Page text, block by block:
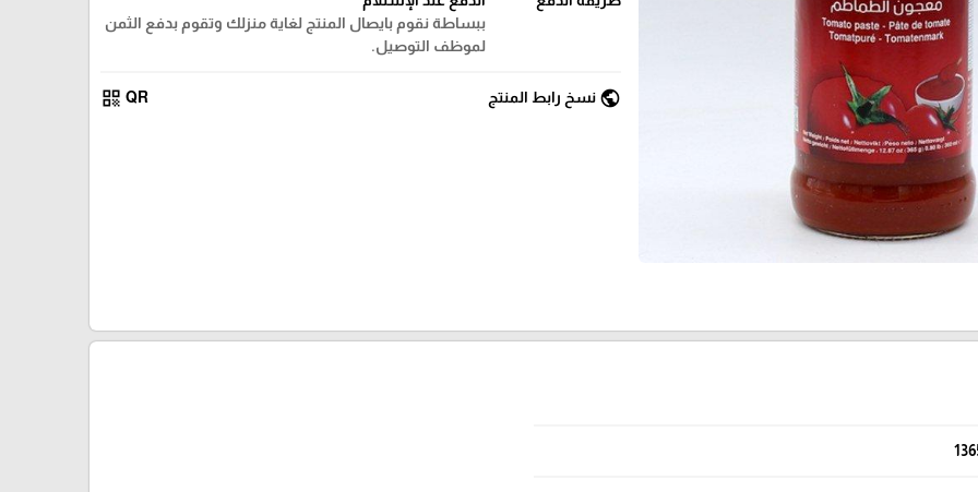
ببساطة نقوم بايصال المنتج لغاية منزلك وتقوم بدفع الثمن
لموظف التوصيل.
public نسخ رابط المنتج QR
qr_code